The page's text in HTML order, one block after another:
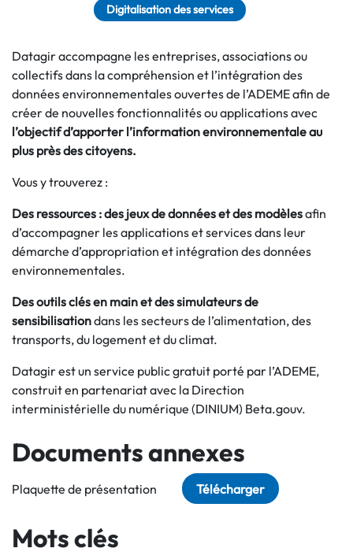
Digitalisation des services
Datagir accompagne les entreprises, associations ou
collectifs dans la compréhension et l’intégration des
données environnementales ouvertes de l’ADEME afin de
créer de nouvelles fonctionnalités ou applications avec
l’objectif d’apporter l’information environnementale au
plus près des citoyens.
Vous y trouverez :
Des ressources : des jeux de données et des modèlesafin
d’accompagner les applications et services dans leur
démarche d’appropriation et intégration des données
environnementales.
Des outils clés en main et des simulateurs de
sensibilisationdans les secteurs de l’alimentation, des
transports, du logement et du climat.
Datagir est un service public gratuit porté par l’ADEME,
construit en partenariat avec la Direction
interministérielle du numérique (DINIUM) Beta.gouv.
Documents annexes
Plaquette de présentation Télécharger
Mots clés